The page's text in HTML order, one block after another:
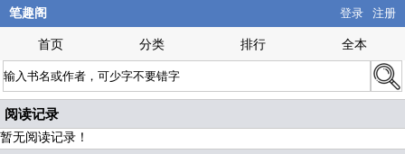
笔趣阁 注册
登录
首页 分类 排行 全本
阅读记录
暂无阅读记录！